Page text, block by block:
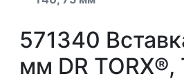
571340
мм DR TORX®,